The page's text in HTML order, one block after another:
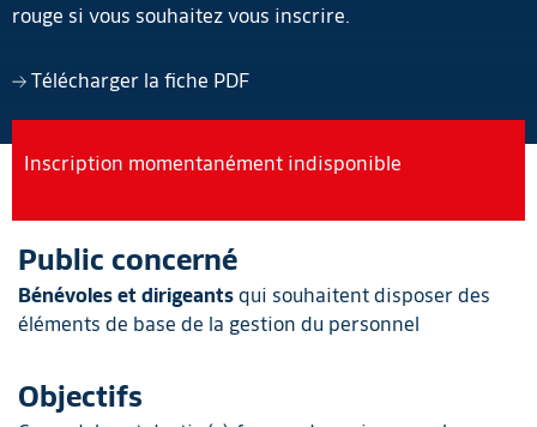
rouge si vous souhaitez vous inscrire.
Télécharger la fiche PDF
Inscription momentanément indisponible
Public concerné
Bénévoles et dirigeants qui souhaitent disposer des
éléments de base de la gestion du personnel
Objectifs